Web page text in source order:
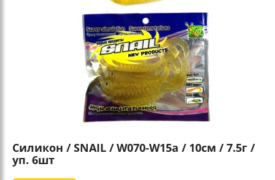
Силикон / SNAIL / W070-W15a / 10см / 7.5г /
уп. 6шт